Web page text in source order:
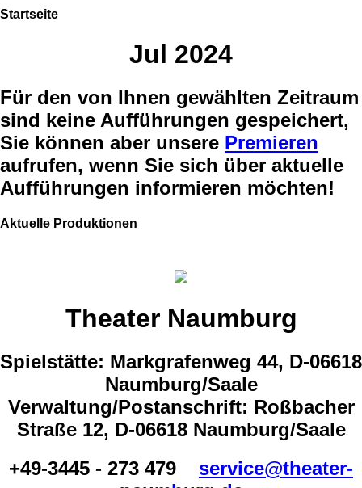
Startseite
Jul 2024
Für den von Ihnen gewählten Zeitraum
sind keine Aufführungen gespeichert,
Sie können aber unsere Premieren
aufrufen, wenn Sie sich über aktuelle
Aufführungen informieren möchten!
Aktuelle Produktionen
Theater Naumburg
Spielstätte: Markgrafenweg 44, D-06618
Naumburg/Saale
Verwaltung/Postanschrift: Roßbacher
Straße 12, D-06618 Naumburg/Saale
+49-3445 - 273 479
service@theater-